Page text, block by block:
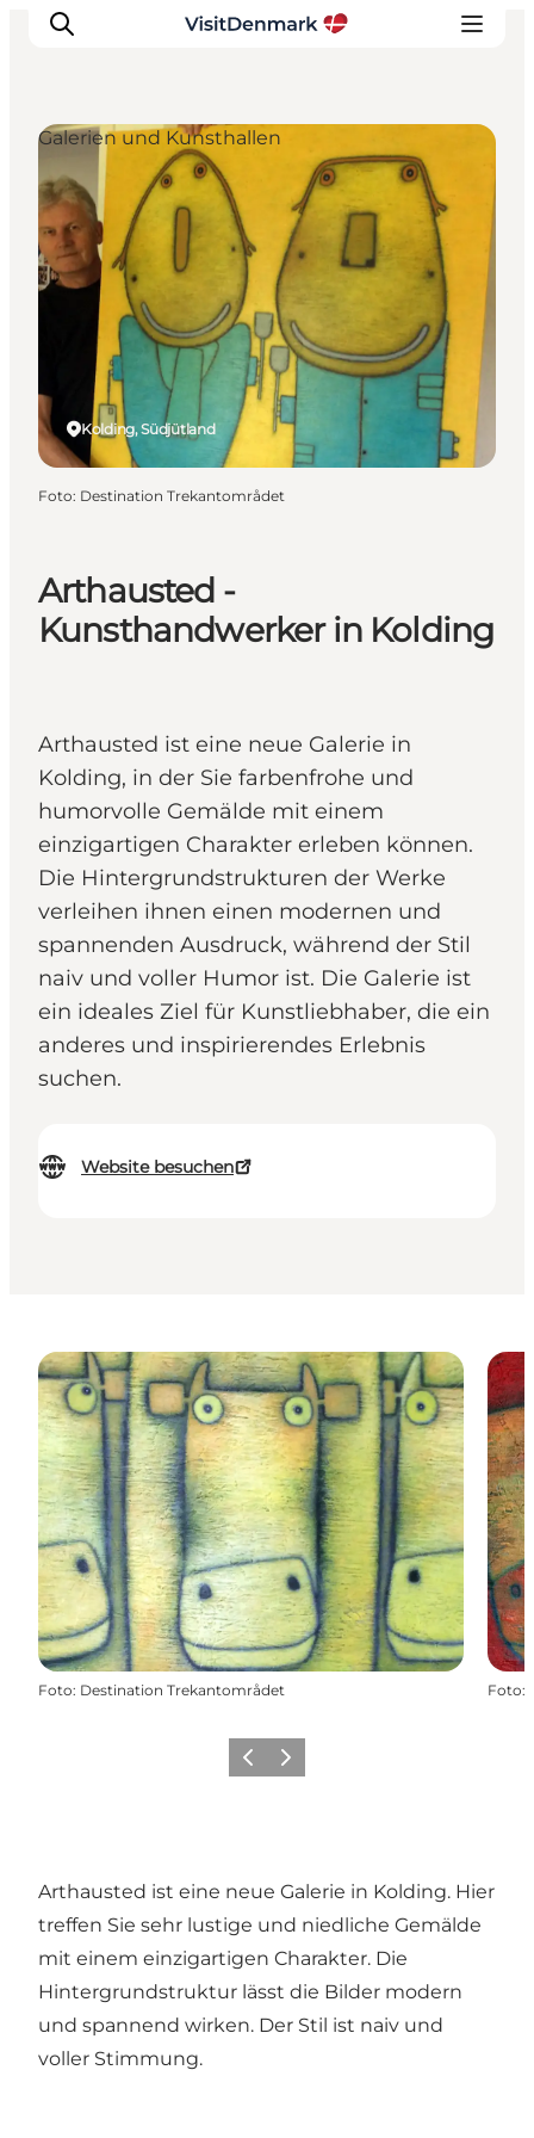
Inspiration
Regionen
Erlebnisse
Unterkünfte
Reiseplanung
Arthausted -
Kunsthandwerker in Kolding
Arthausted ist eine neue Galerie in
Kolding, in der Sie farbenfrohe und
humorvolle Gemälde mit einem
einzigartigen Charakter erleben können.
Die Hintergrundstrukturen der Werke
verleihen ihnen einen modernen und
spannenden Ausdruck, während der Stil
naiv und voller Humor ist. Die Galerie ist
ein ideales Ziel für Kunstliebhaber, die ein
anderes und inspirierendes Erlebnis
suchen.
Website besuchen
Kolding, Südjütland
Galerien und Kunsthallen
Foto: Destination Trekantområdet
Foto: Destination Trekantområdet Foto:
ZurückWeiter
Arthausted ist eine neue Galerie in Kolding. Hier
treffen Sie sehr lustige und niedliche Gemälde
mit einem einzigartigen Charakter. Die
Hintergrundstruktur lässt die Bilder modern
und spannend wirken. Der Stil ist naiv und
voller Stimmung.